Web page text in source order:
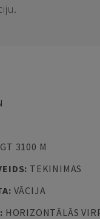
3100 M
: TEKINIMAS
: VĀCIJA
: HORIZONTĀLĀS